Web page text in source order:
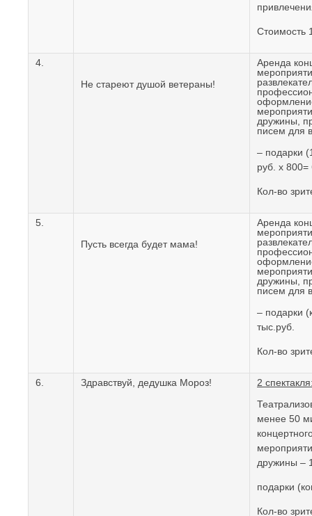
Стоимость
4.
Не стареют душой ветераны!
Аренда
дружины,
писем для
– подарки
руб. х
Кол-во
5.
Пусть всегда будет мама!
Аренда
дружины,
писем для
– подарки
тыс.руб.
Кол-во
6. Здравствуй, дедушка Мороз!
2
менее 50
дружины –
подарки
Кол-во